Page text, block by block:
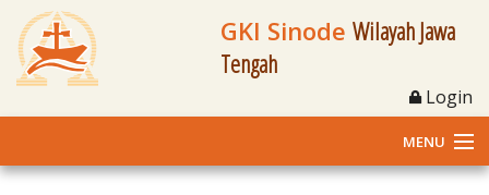
GKI Sinode Wilayah Jawa
Tengah
Login
MENU